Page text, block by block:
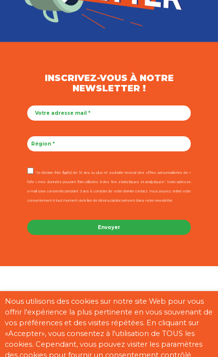
INSCRIVEZ-VOUS À NOTRE
NEWSLETTER !
"Je déclare être âgé(e) de 16 ans ou plus et souhaite recevoir des offres personnalisées de «
l’afa », mes données pouvant être utilisées à des fins statistiques et analytiques". Votre adresse
e-mail sera conservée pendant 3 ans à compter de votre dernier contact. Vous pouvez retirer votre
consentement à tout moment via le lien de désinscription présent dans notre newsletter.
Contact Mentions légales CGU Cookies
Plan du site
Pages partenaires
Nous utilisons des cookies sur notre site Web pour vous
offrir l'expérience la plus pertinente en vous souvenant de
vos préférences et des visites répétées. En cliquant sur
«Accepter», vous consentez à l'utilisation de TOUS les
cookies. Cependant, vous pouvez visiter les paramètres
des cookies pour fournir un consentement contrôlé.